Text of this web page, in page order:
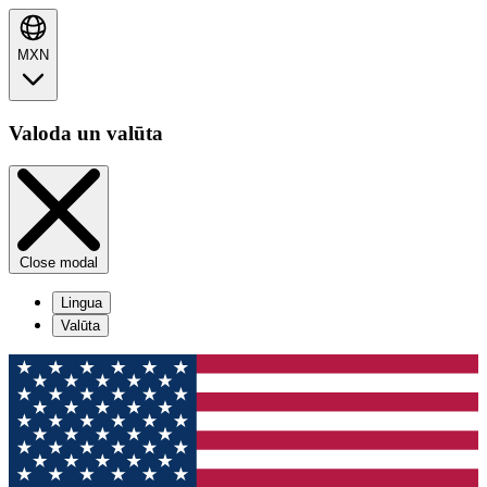
MXN
Valoda un valūta
Close modal
Lingua
Valūta